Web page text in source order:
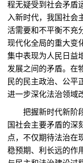
程无疑受到社会矛盾
入新时代，我国社会
活需要和不平衡不充
现代化全局的重大变
集中表现为人民日益
发展之间的矛盾。在
民的民主政治、公平
进一步深化法治领域
把握新时代新阶段
国社会主要矛盾的深
点，不仅期待法治在
稳预期、利长远的作